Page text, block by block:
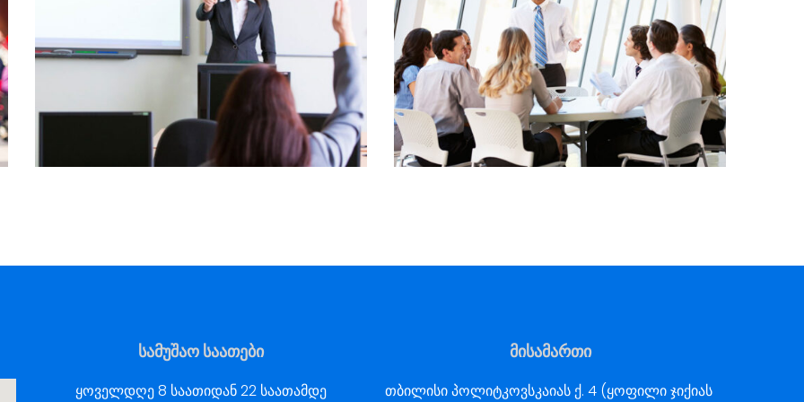
სამუშაო საათები
ყოველდღე 8 საათიდან 22 საათამდე
მისამართი
თბილისი პოლიტკოვსკაიას ქ. 4 (ყოფილი ჯიქიას